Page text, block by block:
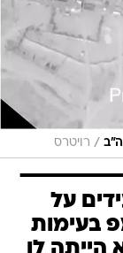
/ רויטרס
על
בעימות